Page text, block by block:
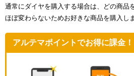
通常にダイヤを購入する場合は、どの商品
ほぼ変わらないためお好きな商品を購入し
アルテマポイントでお得に課金！